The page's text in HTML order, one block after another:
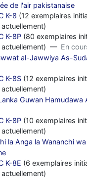
de l'air pakistanaise
K-8 (12 exemplaires
K-8P (80 exemplaires
actuellement) — En
al-Jawwiya As-
K-8S (12 exemplaires
Guwan Hamudawa
K-8P (10 exemplaires
la Anga la Wananchi
K-8E (6 exemplaires